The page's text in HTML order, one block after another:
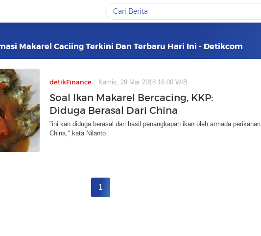
Makarel Caciing Terkini Dan Terbaru Hari Ini - Detikcom
detikFinance Kamis, 29 Mar 2018 16:00 WIB
Soal Ikan Makarel Bercacing, KKP:
Diduga Berasal Dari China
"ini kan diduga berasal dari hasil penangkapan ikan oleh armada perikanan
China," kata Nilanto
1